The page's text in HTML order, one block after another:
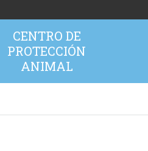
CENTRO DE
PROTECCIÓN
ANIMAL